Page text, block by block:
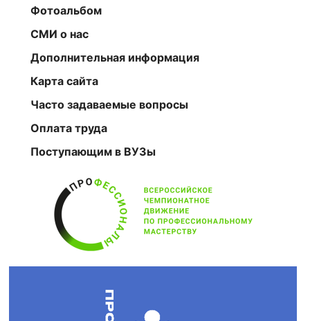
Фотоальбом
СМИ о нас
Дополнительная информация
Карта сайта
Часто задаваемые вопросы
Оплата труда
Поступающим в ВУЗы